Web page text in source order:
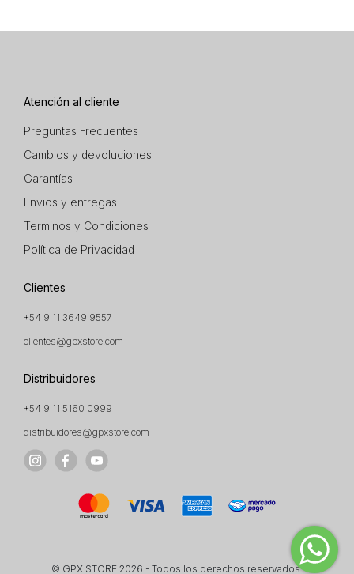
Atención al cliente
Preguntas Frecuentes
Cambios y devoluciones
Garantías
Envios y entregas
Terminos y Condiciones
Política de Privacidad
Clientes
+54 9 11 3649 9557
clientes@gpxstore.com
Distribuidores
+54 9 11 5160 0999
distribuidores@gpxstore.com
© GPX STORE 2026 - Todos los derechos reservados.